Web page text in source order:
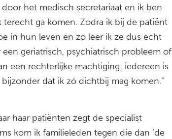
het medisch secretariaat en ik ben
terecht ga komen. Zodra ik bij de patiënt
in hun leven en zo leer ik ze dus echt
geriatrisch, psychiatrisch probleem of
een rechterlijke machtiging: iedereen is
dat ik zó dichtbij mag komen.”
haar patiënten zegt de specialist
kom ik familieleden tegen die dan ‘de